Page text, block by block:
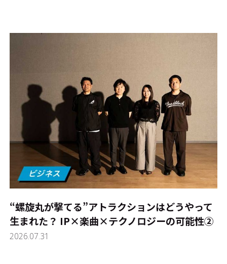
#リクルート
運営会社 プライバシーポリシー
本サイトご利用にあたって Cookie Settings
お問い合わせ
“螺旋丸が撃てる”アトラクションはどうやって
生まれた？ IP×楽曲×テクノロジーの可能性②
2026.07.31